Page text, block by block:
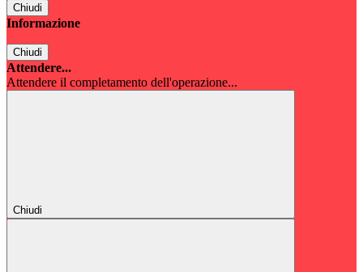
Chiudi
Informazione
Chiudi
Attendere...
Attendere il completamento dell'operazione...
Chiudi